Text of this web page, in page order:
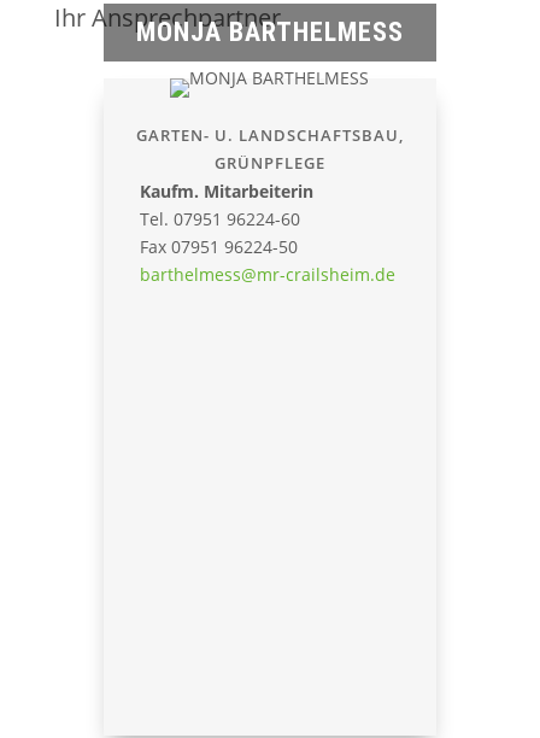
Ihr Ansprechpartner
MONJA BARTHELMESS
GARTEN- U. LANDSCHAFTSBAU,
GRÜNPFLEGE
Kaufm. Mitarbeiterin
Tel. 07951 96224-60
Fax 07951 96224-50
barthelmess@mr-crailsheim.de